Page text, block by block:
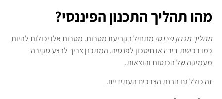
מהו תהליך התכנון הפיננסי?
תהליך תכנון פיננסי מתחיל בקביעת מטרות. מטרות אלו יכולות להיות
כמו רכישת דירה או חיסכון לפנסיה. המתכנן צריך לבצע סקירה
מעמיקה של הכנסות והוצאות.
זה כולל גם הבנת הצרכים העתידיים.